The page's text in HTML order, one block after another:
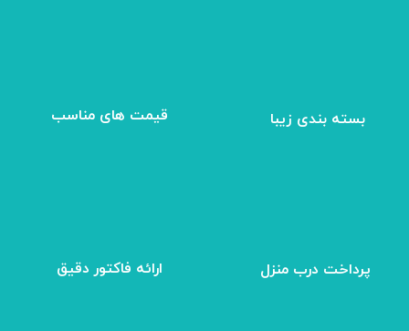
​قیمت های مناسب بسته بندی زیبا
ارائه فاکتور دقیق پرداخت درب منزل